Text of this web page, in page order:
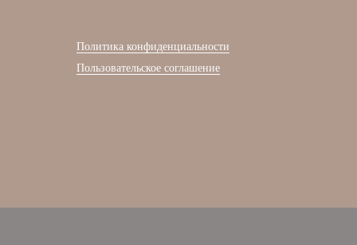
Политика конфиденциальности
Пользовательское соглашение